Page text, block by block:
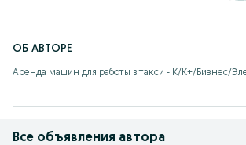
ОБ АВТОРЕ
Аренда машин для работы в такси - К/К+/Бизнес/
Все объявления автора